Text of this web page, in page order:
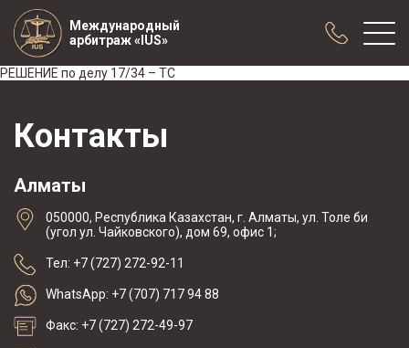
Международный
арбитраж «IUS»
Практика
Публикации
Конференции
Новости
Образцы договоров с арбитражной
оговоркой
РЕШЕНИЕ по делу 17/34 – ТС
Контакты
Алматы
050000, Республика Казахстан, г. Алматы, ул. Толе би
(угол ул. Чайковского), дом 69, офис 1;
Тел: +7 (727) 272-92-11
WhatsApp: +7 (707) 717 94 88
Факс: +7 (727) 272-49-97